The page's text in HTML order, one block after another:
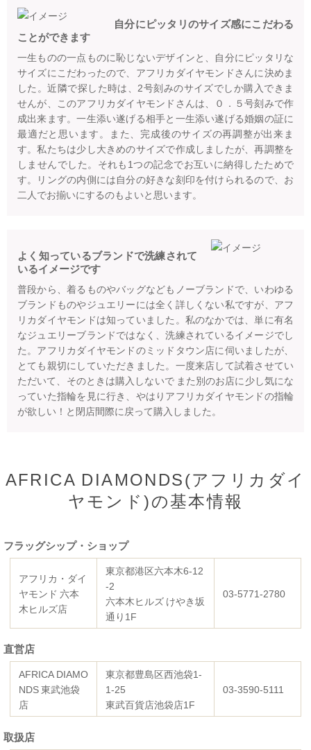
自分にピッタリのサイズ感にこだわる
ことができます
一生ものの一点ものに恥じないデザインと、自分にピッタリな
サイズにこだわったので、アフリカダイヤモンドさんに決めま
した。近隣で探した時は、2号刻みのサイズでしか購入できま
せんが、このアフリカダイヤモンドさんは、０．５号刻みで作
成出来ます。一生添い遂げる相手と一生添い遂げる婚姻の証に
最適だと思います。また、完成後のサイズの再調整が出来ま
す。私たちは少し大きめのサイズで作成しましたが、再調整を
しませんでした。それも1つの記念でお互いに納得したためで
す。リングの内側には自分の好きな刻印を付けられるので、お
二人でお揃いにするのもよいと思います。
よく知っているブランドで洗練されて
いるイメージです
普段から、着るものやバッグなどもノーブランドで、いわゆる
ブランドものやジュエリーには全く詳しくない私ですが、アフ
リカダイヤモンドは知っていました。私のなかでは、単に有名
なジュエリーブランドではなく、洗練されているイメージでし
た。アフリカダイヤモンドのミッドタウン店に伺いましたが、
とても親切にしていただきました。一度来店して試着させてい
ただいて、そのときは購入しないで また別のお店に少し気にな
っていた指輪を見に行き、やはりアフリカダイヤモンドの指輪
が欲しい！と閉店間際に戻って購入しました。
AFRICA DIAMONDS(アフリカダイ
ヤモンド)の基本情報
フラッグシップ・ショップ
アフリカ・ダイ
ヤモンド 六本
木ヒルズ店
東京都港区六本木6-12
-2
六本木ヒルズ けやき坂
通り1F
03-5771-2780
直営店
AFRICA DIAMO
NDS 東武池袋
店
東京都豊島区西池袋1-
1-25
東武百貨店池袋店1F
03-3590-5111
取扱店